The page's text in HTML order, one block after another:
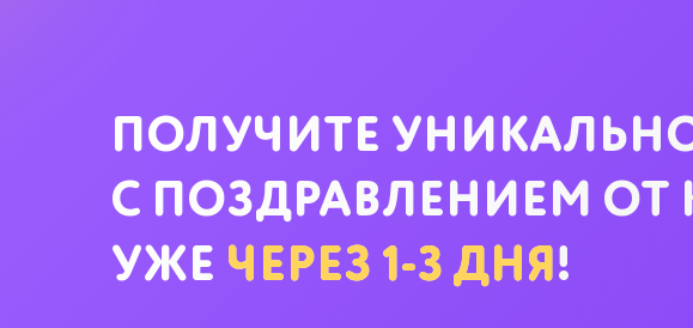
ПОЛУЧИТЕ
С ПОЗДРАВЛЕНИЕМ ОТ
УЖЕ ЧЕРЕЗ 1-3 ДНЯ!